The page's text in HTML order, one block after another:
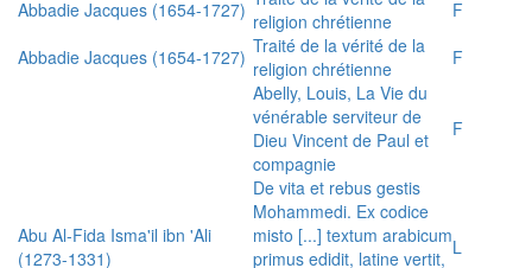
Abbadie Jacques (1654-1727) religion chrétienne
F
Abbadie Jacques (1654-1727) Traité de la vérité de la
religion chrétienne
F
Abelly, Louis, La Vie du
vénérable serviteur de
Dieu Vincent de Paul et
compagnie
F
Abu Al-Fida Isma'il ibn 'Ali
(1273-1331)
De vita et rebus gestis
Mohammedi. Ex codice
misto [...] textum arabicum
primus edidit, latine vertit, L